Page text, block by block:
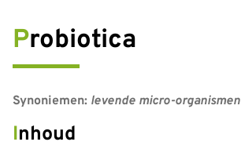
Probiotica
Synoniemen: levende micro-organismen
Inhoud